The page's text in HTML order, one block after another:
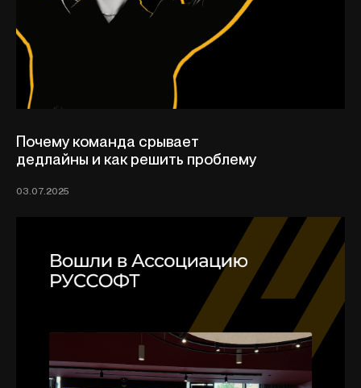
Почему команда срывает
дедлайны и как решить проблему
03.07.2025